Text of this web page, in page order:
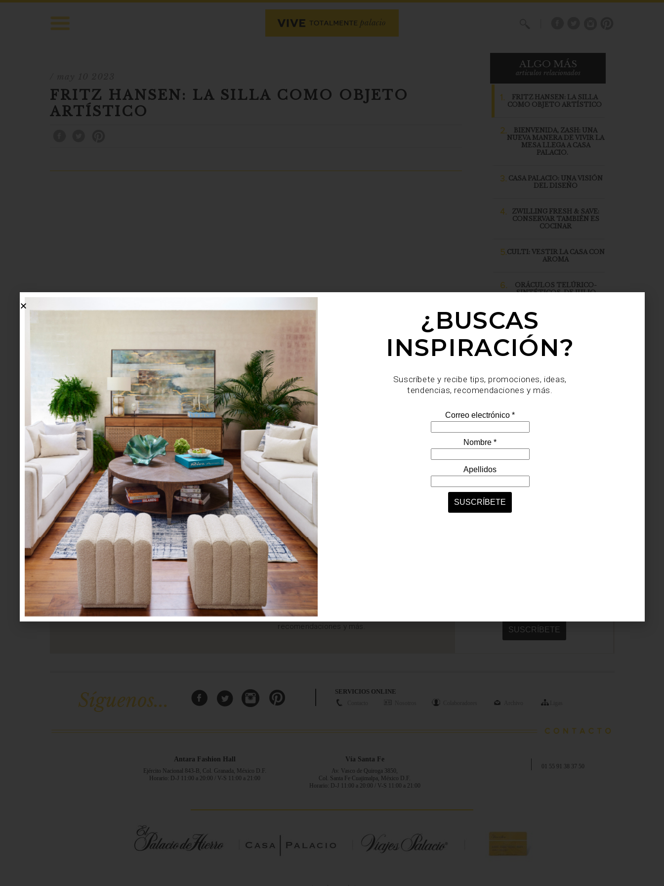
FRITZ HANSEN: LA SILLA COMO OBJETO
ARTÍSTICO
ALGO MÁS
articulos relacionados
1.
FRITZ HANSEN: LA SILLA
COMO OBJETO ARTÍSTICO
2.
BIENVENIDA, ZASH: UNA
NUEVA MANERA DE VIVIR LA
MESA LLEGA A CASA
PALACIO.
3. CASA PALACIO: UNA VISIÓN
DEL DISEÑO
4.
ZWILLING FRESH & SAVE:
CONSERVAR TAMBIÉN ES
COCINAR
5.CULTI: VESTIR LA CASA CON
AROMA
6.
ORÁCULOS TELÚRICO-
SINTÉTICOS, DE JULIO
lo más nuevo
1.
BIENVENIDA, ZASH: UNA
NUEVA MANERA DE VIVIR
LA MESA LLEGA A CASA
PALACIO.
mesa y cocina
august 05 2026
¿BUSCAS MÁS
INSPIRACIÓN?
Suscríbete y recibe tips, promociones, ideas, tendencias,
recomendaciones y más.
Síguenos... SERVICIOS ONLINE
Antara Fashion Hall
Ejército Nacional 843-B, Col. Granada, México D.F.
Horario: D-J 11:00 a 20:00 / V-S 11:00 a 21:00
Vía Santa Fe
Av. Vasco de Quiroga 3850,
Col. Santa Fe Cuajimalpa, México D.F.
Horario: D-J 11:00 a 20:00 / V-S 11:00 a 21:00
01 55 91 38 37 50
¿BUSCAS
INSPIRACIÓN?
Suscríbete y recibe tips, promociones, ideas,
tendencias, recomendaciones y más.